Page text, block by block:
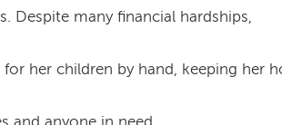
Despite many financial hardships,
her children by hand, keeping her